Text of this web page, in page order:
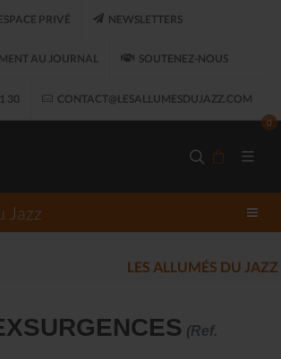
PRIVÉ NEWSLETTERS
AU JOURNAL SOUTENEZ-NOUS
30 CONTACT@LESALLUMESDUJAZZ.COM
0
Jazz
ALLUMÉS DU JAZZ FONT SALON, LE
(Ref.